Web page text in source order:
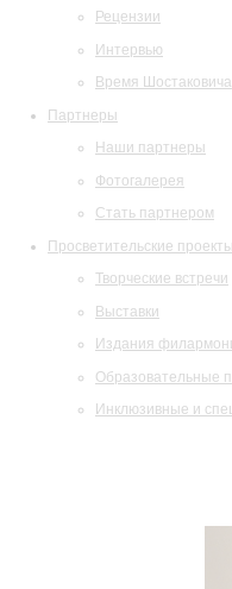
Рецензии
Интервью
Время Шостаковича
Партнеры
Наши партнеры
Фотогалерея
Стать партнером
Просветительские проекты
Творческие встречи
Выставки
Издания
Образовательные
Инклюзивные и